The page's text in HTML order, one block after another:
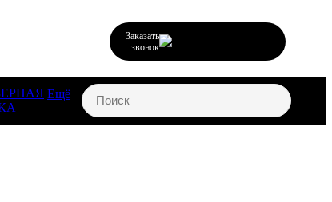
Заказать
звонок
Ещё